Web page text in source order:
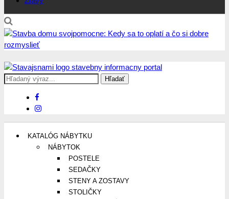
Stavajsnami.sk
Stavebníctvo, stavby, byty, domy a všetko o nich
Search
KATALÓG NÁBYTKU
NÁBYTOK
POSTELE
SEDAČKY
STENY A ZOSTAVY
STOLIČKY